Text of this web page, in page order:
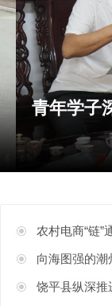
农村电商“链
向海图强的潮
饶平县纵深推